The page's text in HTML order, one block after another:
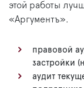
этой работы
«Аргументъ».
правовой
застройки
аудит